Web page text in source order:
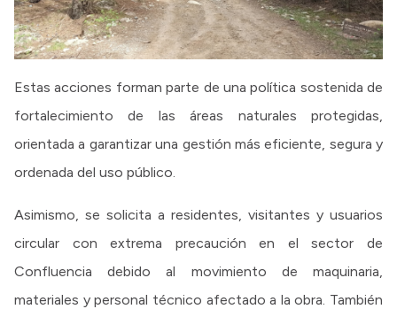
Estas acciones forman parte de una política sostenida de
fortalecimiento de las áreas naturales protegidas,
orientada a garantizar una gestión más eficiente, segura y
ordenada del uso público.
Asimismo, se solicita a residentes, visitantes y usuarios
circular con extrema precaución en el sector de
Confluencia debido al movimiento de maquinaria,
materiales y personal técnico afectado a la obra. También